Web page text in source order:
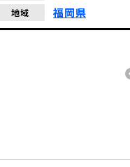
地域 福岡県